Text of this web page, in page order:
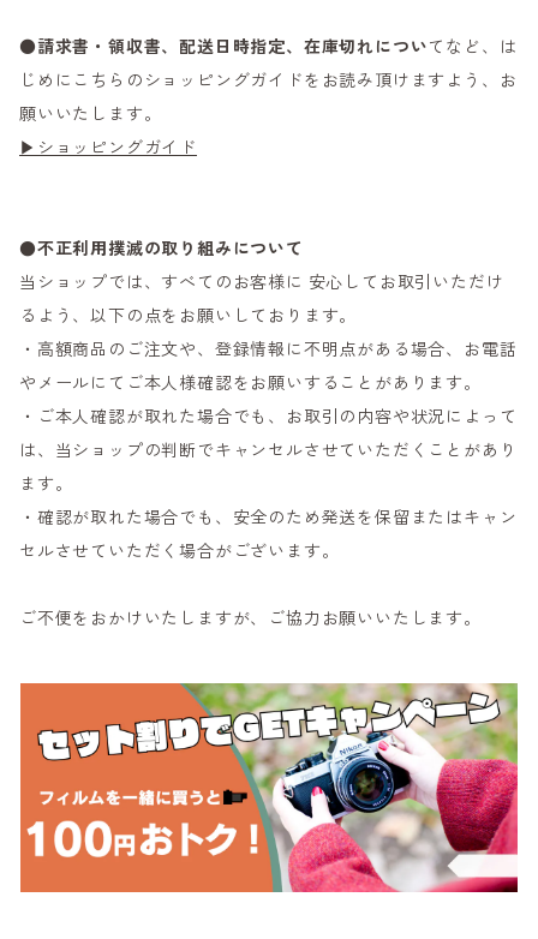
●請求書・領収書、配送日時指定、在庫切れについてなど、は
じめにこちらのショッピングガイドをお読み頂けますよう、お
願いいたします。
▶ショッピングガイド
●不正利用撲滅の取り組みについて
当ショップでは、すべてのお客様に 安心してお取引いただけ
るよう、以下の点をお願いしております。
・高額商品のご注文や、登録情報に不明点がある場合、お電話
やメールにてご本人様確認をお願いすることがあります。
・ご本人確認が取れた場合でも、お取引の内容や状況によって
は、当ショップの判断でキャンセルさせていただくことがあり
ます。
・確認が取れた場合でも、安全のため発送を保留またはキャン
セルさせていただく場合がございます。
ご不便をおかけいたしますが、ご協力お願いいたします。